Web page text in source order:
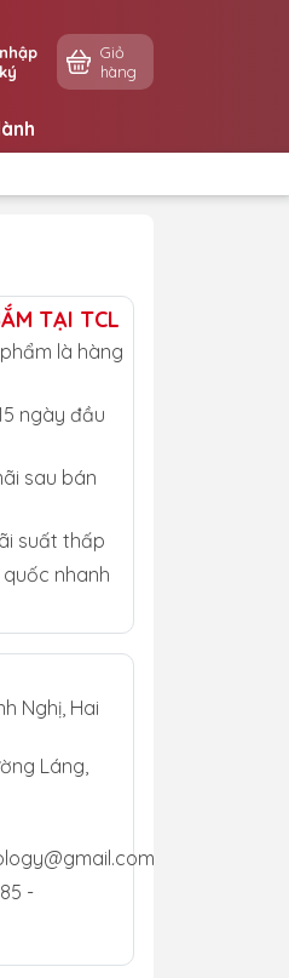
Giỏ
hàng
TẠI TCL
là hàng
ngày đầu
sau bán
suất thấp
nhanh
Nghị, Hai
Láng,
-